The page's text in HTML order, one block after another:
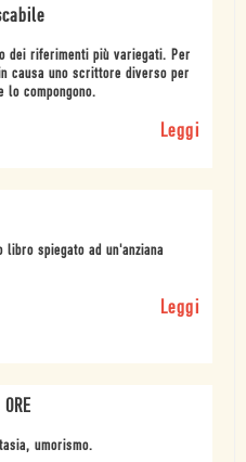
dei riferimenti più variegati. Per
causa uno scrittore diverso per
lo compongono.
Leggi
spiegato ad un'anziana
Leggi
umorismo.